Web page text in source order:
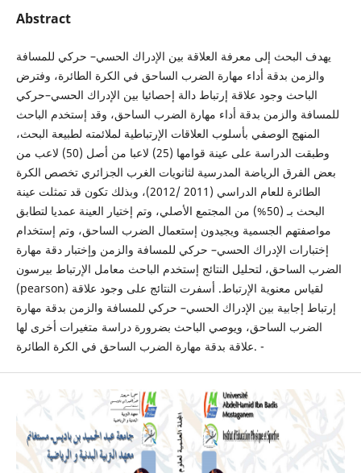
Abstract
يهدف البحث إلى معرفة العلاقة بين الإدراك الحسي– حركي للمسافة
والزمن بدقة أداء مهارة الضرب الساحق في الكرة الطائرة، وفترض
الباحث وجود علاقة إرتباط دالة إحصائيا بين الإدراك الحسي–حركي
للمسافة والزمن بدقة أداء مهارة الضرب الساحق، وقد إستخدم الباحث
المنهج الوصفي بأسلوب العلاقات الإرتباطية لملائمته لطبيعة البحث،
وطبقت الدراسة على عينة قوامها (25) لاعبا من أصل (50) لاعب من
بعض الفرق الرياضة المدرسية لثانويات الغرب الجزائري تخصص الكرة
الطائرة للعام الدراسي (2011 /2012)، وبذلك تكون قد تمثلت عينة
البحث بـ (50%) من المجتمع الأصلي، وتم إختيار العينة عمديا لتطابق
مواصفتهم الجسمية ويجيدون إستعمال الضرب الساحق، وتم إستخدام
إختبارات الإدراك الحسي– حركي للمسافة والزمن وإختبار دقة مهارة
الضرب الساحق، لتحليل النتائج إستخدم الباحث معامل الإرتباط بيرسون
(pearson) لقياس معنوية الإرتباط. أسفرت النتائج على وجود علاقة
إرتباط إجابية بين الإدراك الحسي– حركي للمسافة والزمن بدقة مهارة
الضرب الساحق، ويوصي الباحث بضرورة دراسة متغيرات أخرى لها
علاقة بدقة مهارة الضرب الساحق في الكرة الطائرة. -